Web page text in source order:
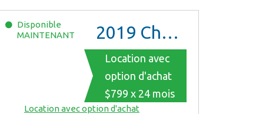
Disponible
MAINTENANT
2019 Chevrolet Malibu
Location avec
option d'achat
$799 x 24 mois
Location avec option d'achat